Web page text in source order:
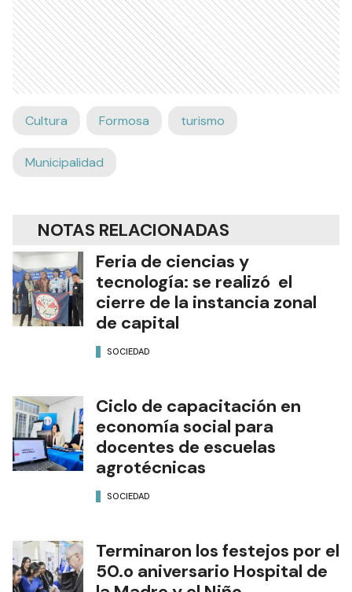
Cultura Formosa turismo
Municipalidad
NOTAS RELACIONADAS
Feria de ciencias y
tecnología: se realizó el
cierre de la instancia zonal
de capital
SOCIEDAD
Ciclo de capacitación en
economía social para
docentes de escuelas
agrotécnicas
SOCIEDAD
Terminaron los festejos por el
50.o aniversario Hospital de